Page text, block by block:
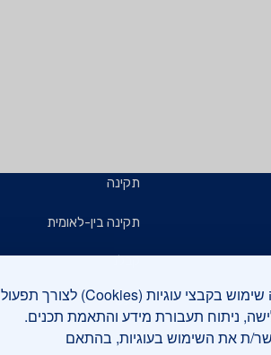
אתר מכון התקנים הישראלי עושה שימוש בקבצי עוגיות (Cookies) לצורך תפעול
ניתוח תעבורת מידע והתאמת תכנים.
ת את השימוש בעוגיות, בהתאם
תקינה
תקינה בין-לאומית
קבלנים ויזמים
תעשיינים
בדיקות